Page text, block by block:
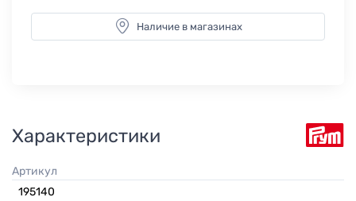
Наличие в магазинах
Характеристики
Артикул
195140